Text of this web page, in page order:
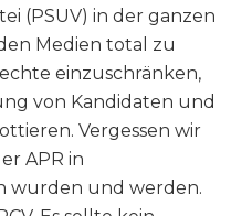
(PSUV) in der ganzen
Medien total zu
einzuschränken,
von Kandidaten und
Vergessen wir
APR in
wurden und werden.